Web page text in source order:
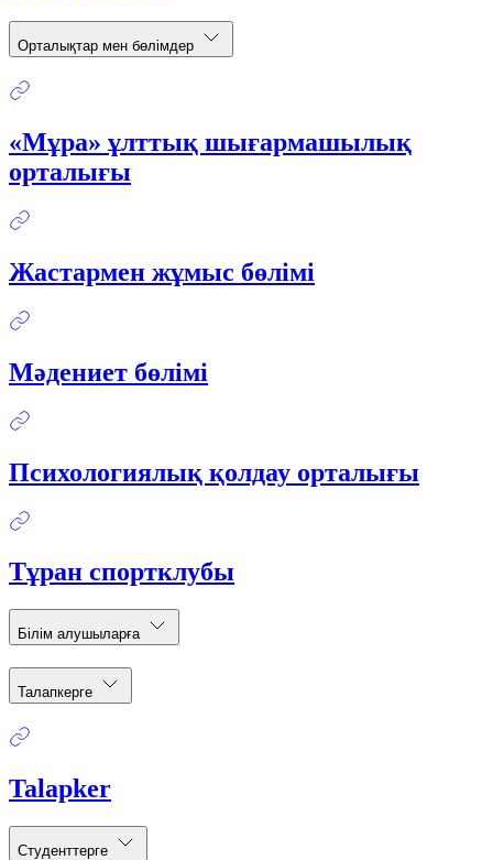
Орталықтар мен бөлімдер
«Мұра» ұлттық шығармашылық
орталығы
Жастармен жұмыс бөлімі
Мәдениет бөлімі
Психологиялық қолдау орталығы
Тұран спортклубы
Білім алушыларға
Талапкерге
Talapker
Студенттерге